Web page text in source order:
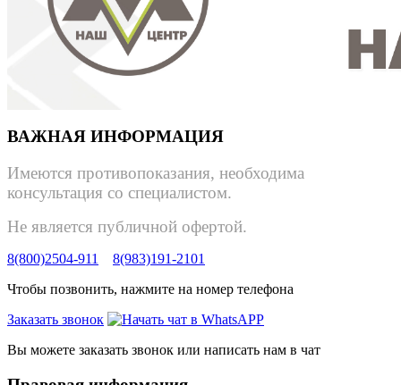
ВАЖНАЯ ИНФОРМАЦИЯ
Имеются противопоказания, необходима
консультация со специалистом.
Не является публичной офертой.
8(800)2504-911
8(983)191-2101
Чтобы позвонить, нажмите на номер телефона
Заказать звонок
Вы можете заказать звонок или написать нам в чат